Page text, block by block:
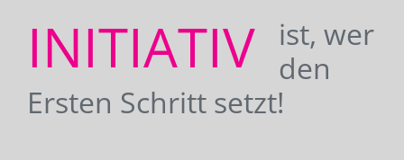
INITIATIV
ist, wer
den
Ersten Schritt setzt!